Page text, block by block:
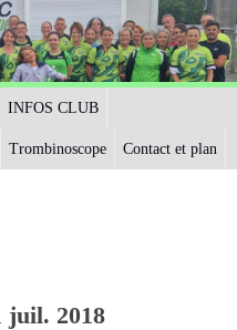
INFOS CLUB
Trombinoscope Contact et plan
juil. 2018